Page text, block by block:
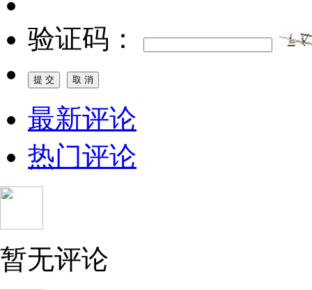
验证码：
最新评论
热门评论
暂无评论